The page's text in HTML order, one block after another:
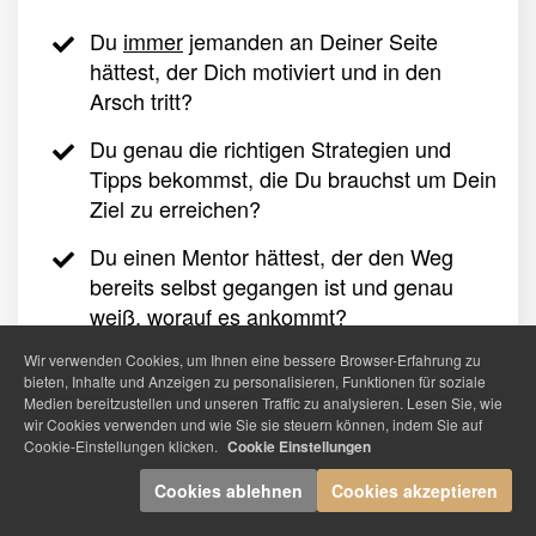
Du immer jemanden an Deiner Seite
hättest, der Dich motiviert und in den
Arsch tritt?
Du genau die richtigen Strategien und
Tipps bekommst, die Du brauchst um Dein
Ziel zu erreichen?
Du einen Mentor hättest, der den Weg
bereits selbst gegangen ist und genau
weiß, worauf es ankommt?
Du in einer Gruppe von Gleichgesinnten
wärst, mit denen Du Dich austauschen
kannst?
Du einem bewährtem System folgst und
nicht länger im Dunkelen tappst?
Wir verwenden Cookies, um Ihnen eine bessere Browser-Erfahrung zu
bieten, Inhalte und Anzeigen zu personalisieren, Funktionen für soziale
Medien bereitzustellen und unseren Traffic zu analysieren. Lesen Sie, wie
wir Cookies verwenden und wie Sie sie steuern können, indem Sie auf
Cookie-Einstellungen klicken. Cookie Einstellungen
Cookies ablehnen Cookies akzeptieren